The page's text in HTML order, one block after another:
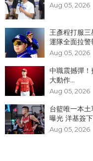
Aug 05, 2026
王彥程打服
運隊全面拉警
Aug 05, 2026
中職震撼彈
大動作...
Aug 05, 2026
台籃唯一本
曝光 洋基簽
Aug 05, 2026